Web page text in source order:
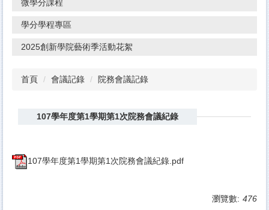
微學分課程
學分學程專區
2025創新學院藝術季活動花絮
首頁 會議記錄 院務會議記錄
107學年度第1學期第1次院務會議紀錄
107學年度第1學期第1次院務會議紀錄.pdf
瀏覽數: 476